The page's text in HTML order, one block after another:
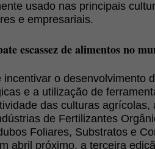
usado nas principais
e empresariais.
escassez de alimentos no
incentivar o desenvolvimento
e a utilização de
das culturas agrícolas,
de Fertilizantes
Foliares, Substratos e
abril próximo, a terceira